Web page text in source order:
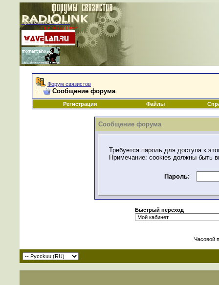
Проекты RADIOLINK
При поддержке:
|
Форум связистов
Сообщение форума
Регистрация Файлы
Сообщение форума
Требуется пароль для доступа к
Примечание: cookies должны быть
Пароль:
Быстрый переход
Часовой